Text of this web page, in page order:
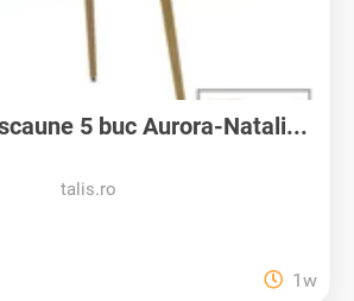
5 buc Aurora-Natali...
talis.ro
1w